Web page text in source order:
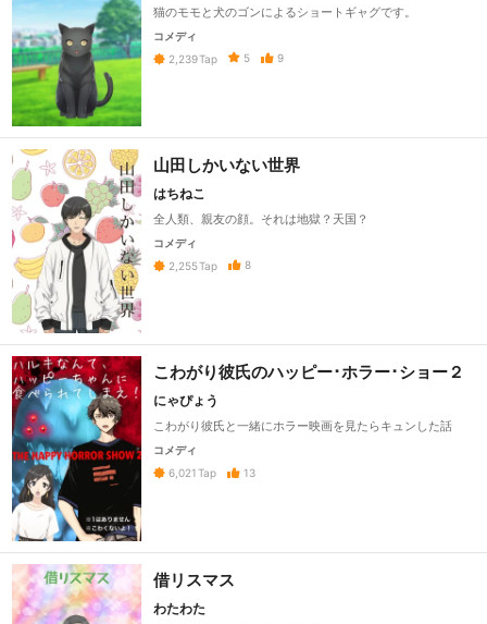
猫のモモと犬のゴンによるショートギャグです。
コメディ
2,239Tap 5 9
山田しかいない世界
はちねこ
全人類、親友の顔。それは地獄？天国？
コメディ
2,255Tap 8
こわがり彼氏のハッピー･ホラー･ショー２
にゃぴょう
こわがり彼氏と一緒にホラー映画を見たらキュンした話
コメディ
6,021 Tap 13
借リスマス
わたわた